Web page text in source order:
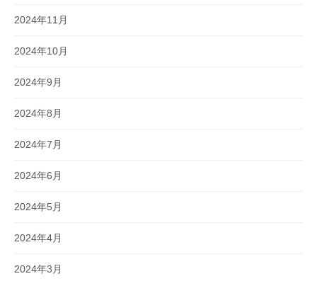
2024年11月
2024年10月
2024年9月
2024年8月
2024年7月
2024年6月
2024年5月
2024年4月
2024年3月